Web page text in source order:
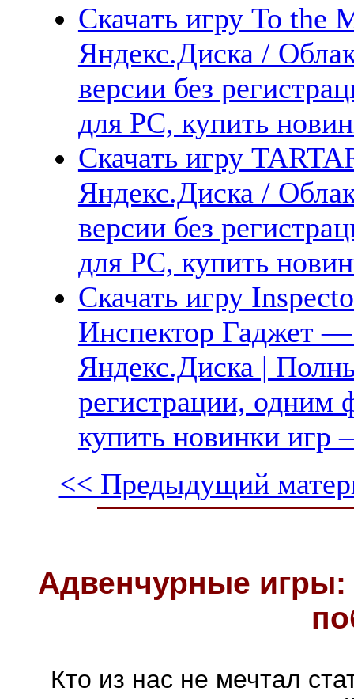
Скачать игру To the
Яндекс.Диска /
версии без
для PC, купить
Скачать игру
Яндекс.Диска /
версии без
для PC, купить
Скачать игру
Инспектор Гаджет —
Яндекс.Диска |
регистрации, одним
купить новинки
<< Предыдущий
Адвенчурные
Кто из нас не мечтал